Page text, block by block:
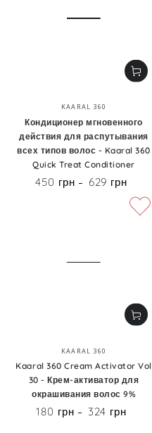
Бренд:
KAARAL 360
Кондиционер мгновенного
действия для распутывания
всех типов волос - Kaaral 360
Quick Treat Conditioner
Цена
450 грн 629 грн
Бренд:
KAARAL 360
Kaaral 360 Cream Activator Vol
30 - Крем-активатор для
окрашивания волос 9%
Цена
180 грн 324 грн